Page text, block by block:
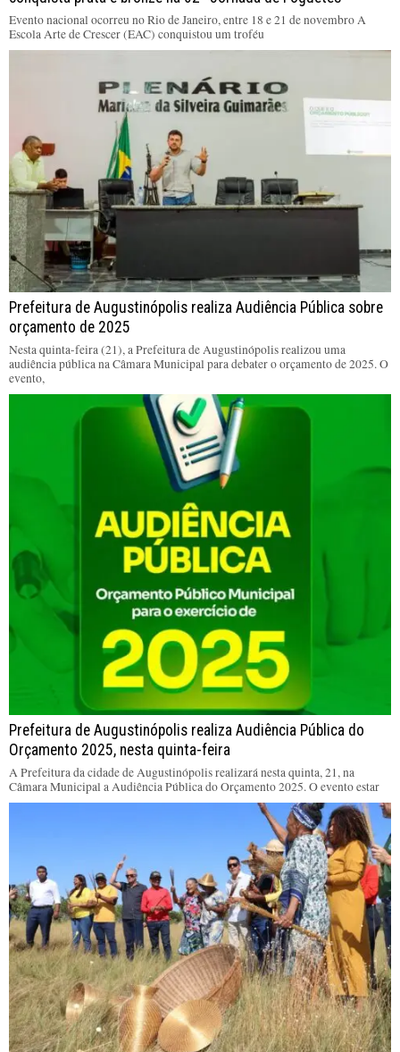
Evento nacional ocorreu no Rio de Janeiro, entre 18 e 21 de novembro A
Escola Arte de Crescer (EAC) conquistou um troféu
Prefeitura de Augustinópolis realiza Audiência Pública sobre
orçamento de 2025
Nesta quinta-feira (21), a Prefeitura de Augustinópolis realizou uma
audiência pública na Câmara Municipal para debater o orçamento de 2025. O
evento,
Prefeitura de Augustinópolis realiza Audiência Pública do
Orçamento 2025, nesta quinta-feira
A Prefeitura da cidade de Augustinópolis realizará nesta quinta, 21, na
Câmara Municipal a Audiência Pública do Orçamento 2025. O evento estar